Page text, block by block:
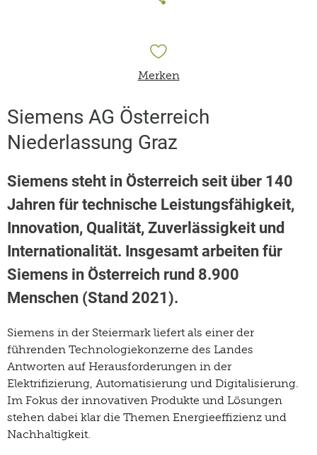
Merken
Siemens AG Österreich
Niederlassung Graz
Siemens steht in Österreich seit über 140
Jahren für technische Leistungsfähigkeit,
Innovation, Qualität, Zuverlässigkeit und
Internationalität. Insgesamt arbeiten für
Siemens in Österreich rund 8.900
Menschen (Stand 2021).
Siemens in der Steiermark liefert als einer der
führenden Technologiekonzerne des Landes
Antworten auf Herausforderungen in der
Elektrifizierung, Automatisierung und Digitalisierung.
Im Fokus der innovativen Produkte und Lösungen
stehen dabei klar die Themen Energieeffizienz und
Nachhaltigkeit.